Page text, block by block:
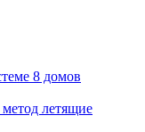
8 домов
летящие